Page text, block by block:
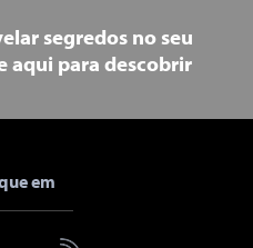
segredos no seu
aqui para descobrir
em